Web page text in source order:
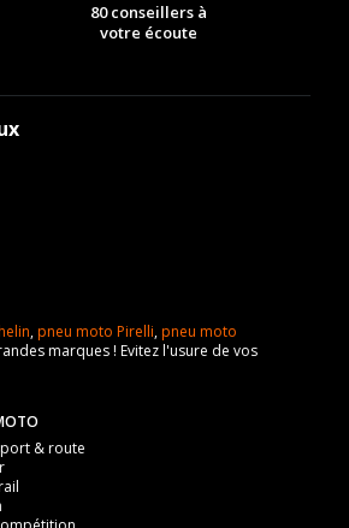
80 conseillers à
votre écoute
,pneu moto Pirelli,pneu moto
marques ! Evitez l'usure de vos
& route